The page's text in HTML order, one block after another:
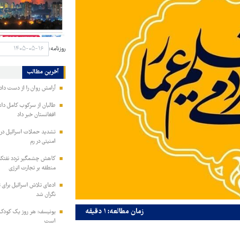
زمان مطالعه: ۱ دقیقه
روزنامه:
آخرین مطالب
آرامش روان را از دست
طالبان از سرکوب کامل
افغانستان خبر داد
تشدید حملات اسرائیل
امنیتی در رم
کاهش چشمگیر تردد
منطقه بر تجارت انرژی
ادعای تلاش اسرائیل
نگران شد
یونیسف: هر روز یک
است